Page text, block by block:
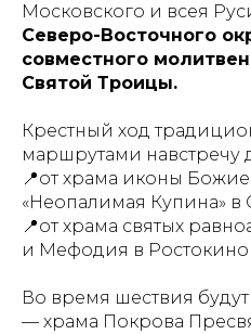
Московского и всея
Северо-Восточного
совместного
Святой Троицы.
Крестный ход
маршрутами навстречу
📍от храма иконы
«Неопалимая Купина» в
📍от храма святых
и Мефодия в Ростокино
Во время шествия
— храма Покрова